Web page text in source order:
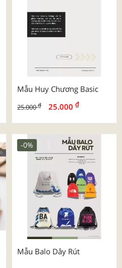
Mẫu Huy Chương Basic
25.000₫ 25.000 ₫
Mẫu Balo Dây Rút
-0%